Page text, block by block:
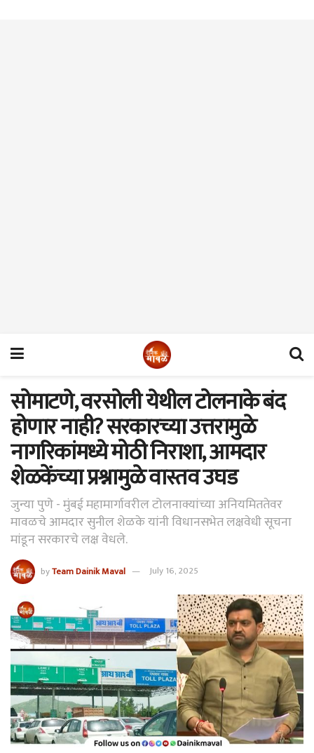
सोमाटणे, वरसोली येथील टोलनाके बंद
होणार नाही? सरकारच्या उत्तरामुळे
नागरिकांमध्ये मोठी निराशा, आमदार
शेळकेंच्या प्रश्नामुळे वास्तव उघड
जुन्या पुणे - मुंबई महामार्गावरील टोलनाक्यांच्या अनियमिततेवर
मावळचे आमदार सुनील शेळके यांनी विधानसभेत लक्षवेधी सूचना
मांडून सरकारचे लक्ष वेधले.
byTeam Dainik Maval July 16, 2025